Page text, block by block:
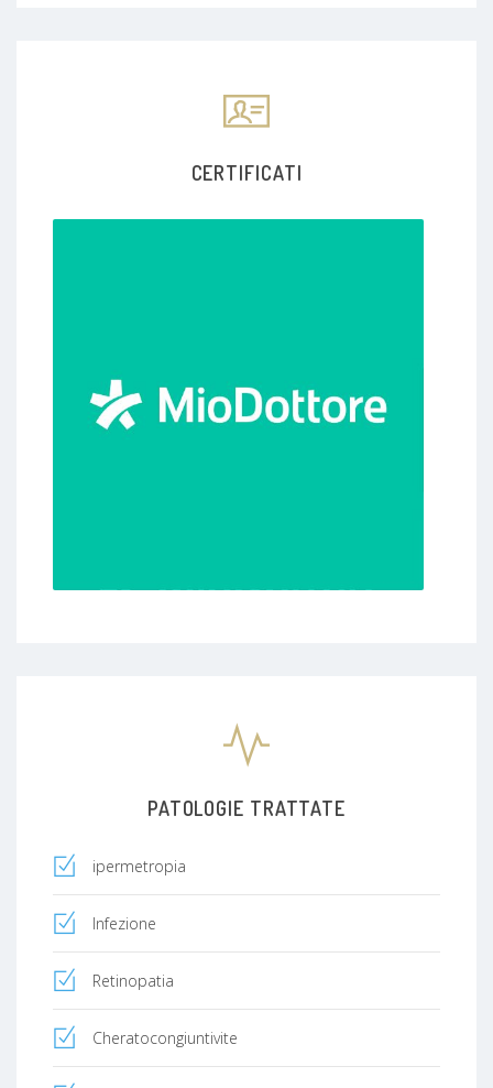
CERTIFICATI
PATOLOGIE TRATTATE
ipermetropia
Infezione
Retinopatia
Cheratocongiuntivite